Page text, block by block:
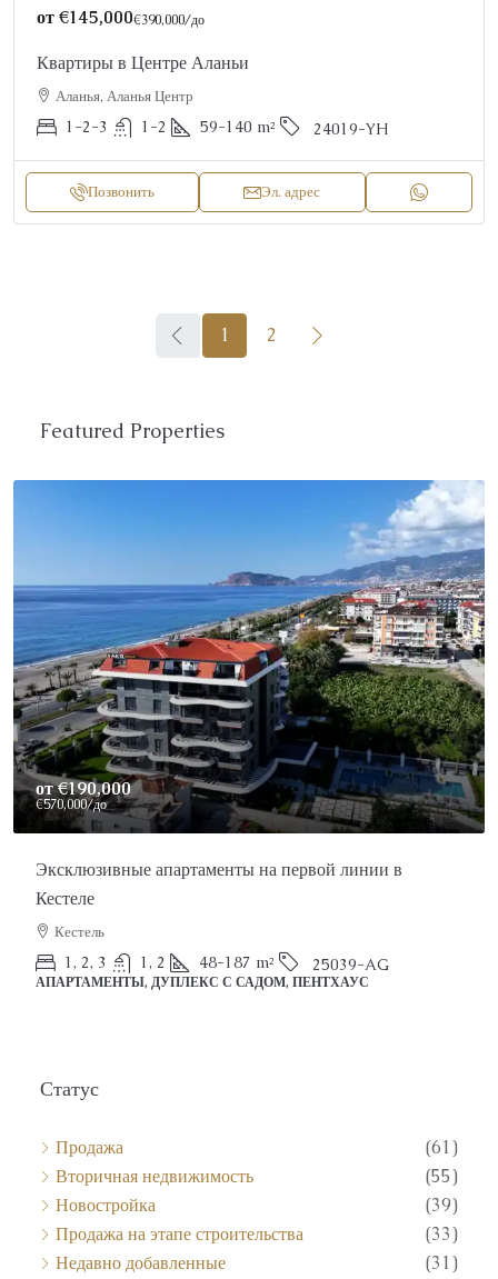
от€145,000€390,000/до
Квартиры в Центре Аланьи
Аланья, Аланья Центр
1-2-3 1-2 59-140 m² 24019-YH
Позвонить Эл. адрес
1 2
Featured Properties
Price On Request
Роскошный пентхаус в Аланье на продажу
Аланья, Каргыджак
2
ПЕНТХАУС
Вторичная недвижимость
(55)
Новостройка
(39)
Продажа на этапе строительства
(33)
Недавно добавленные
(31)
Продано
(22)